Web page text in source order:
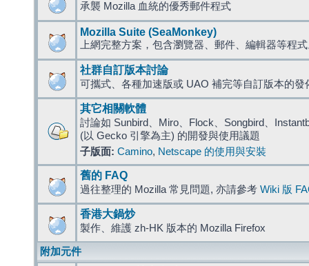
承襲 Mozilla 血統的優秀郵件程式
Mozilla Suite (SeaMonkey)
上網完整方案，包含瀏覽器、郵件、編輯器等程
社群自訂版本討論
可攜式、各種加速版或 UAO 補完等自訂版本的發
其它相關軟體
討論如 Sunbird、Miro、Flock、Songbird、
(以 Gecko 引擎為主) 的開發與使用議題
子版面: Camino, Netscape 的使用與安裝
舊的 FAQ
過往整理的 Mozilla 常見問題, 亦請參考 Wiki 版
香港大鍋炒
製作、維護 zh-HK 版本的 Mozilla Firefox
附加元件